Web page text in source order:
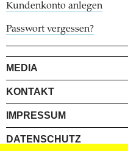
Kundenkonto anlegen
Passwort vergessen?
MEDIA
KONTAKT
IMPRESSUM
DATENSCHUTZ